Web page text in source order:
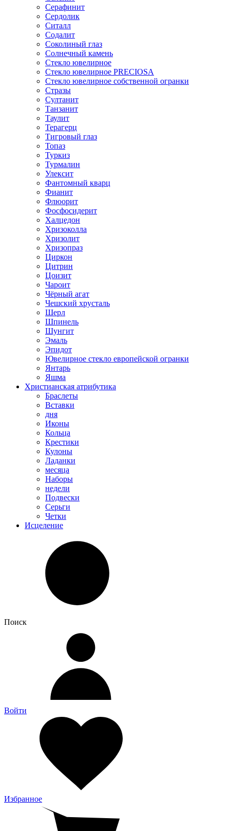
Серафинит
Сердолик
Ситалл
Содалит
Соколиный глаз
Солнечный камень
Стекло ювелирное
Стекло ювелирное PRECIOSA
Стекло ювелирное собственной огранки
Стразы
Султанит
Танзанит
Таулит
Терагерц
Тигровый глаз
Топаз
Туркиз
Турмалин
Улексит
Фантомный кварц
Фианит
Флюорит
Фосфосидерит
Халцедон
Хризоколла
Хризолит
Хризопраз
Циркон
Цитрин
Цоизит
Чароит
Чёрный агат
Чешский хрусталь
Шерл
Шпинель
Шунгит
Эмаль
Эпидот
Ювелирное стекло европейской огранки
Янтарь
Яшма
Христианская атрибутика
Браслеты
Вставки
дня
Иконы
Кольца
Крестики
Кулоны
Ладанки
месяца
Наборы
недели
Подвески
Серьги
Четки
Исцеление
Поиск
Войти
Избранное